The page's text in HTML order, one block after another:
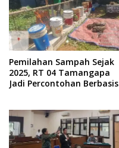
Pemilahan Sampah Sejak
2025, RT 04 Tamangapa
Jadi Percontohan Berbasis